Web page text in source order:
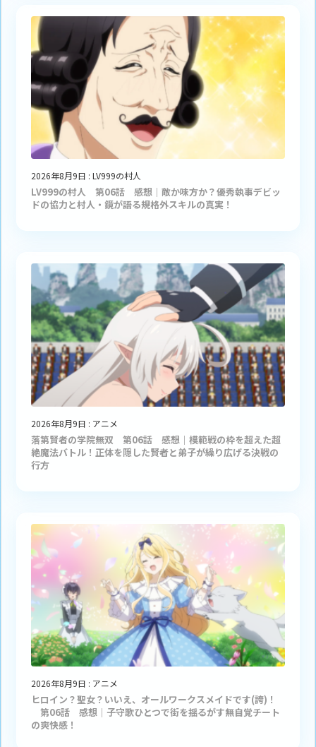
2026年8月9日 : LV999の村人
LV999の村人 第06話 感想｜敵か味方か？優秀執事デビッ
ドの協力と村人・鏡が語る規格外スキルの真実！
2026年8月9日 : アニメ
落第賢者の学院無双 第06話 感想｜模範戦の枠を超えた超
絶魔法バトル！正体を隠した賢者と弟子が繰り広げる決戦の
行方
2026年8月9日 : アニメ
ヒロイン？聖女？いいえ、オールワークスメイドです(誇)！
第06話 感想｜子守歌ひとつで街を揺るがす無自覚チート
の爽快感！